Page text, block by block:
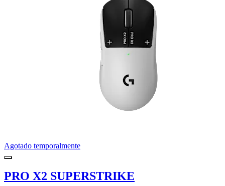
Agotado temporalmente
PRO X2 SUPERSTRIKE